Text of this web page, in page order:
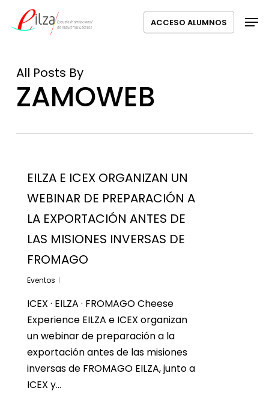
ACCESO ALUMNOS
All Posts By
ZAMOWEB
EILZA E ICEX ORGANIZAN UN
WEBINAR DE PREPARACIÓN A
LA EXPORTACIÓN ANTES DE
LAS MISIONES INVERSAS DE
FROMAGO
Eventos
ICEX · EILZA · FROMAGO Cheese
Experience EILZA e ICEX organizan
un webinar de preparación a la
exportación antes de las misiones
inversas de FROMAGO EILZA, junto a
ICEX y…